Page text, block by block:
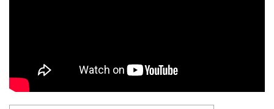
Огурец